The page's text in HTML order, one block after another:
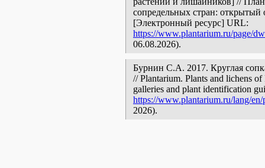
сопредельных стран: открытый
[Электронный ресурс] URL:
https://www.plantarium.ru/page/
06.08.2026).
Бурнин С.А. 2017. Круглая
// Plantarium. Plants and lichens
galleries and plant identification
https://www.plantarium.ru/lang/
2026).